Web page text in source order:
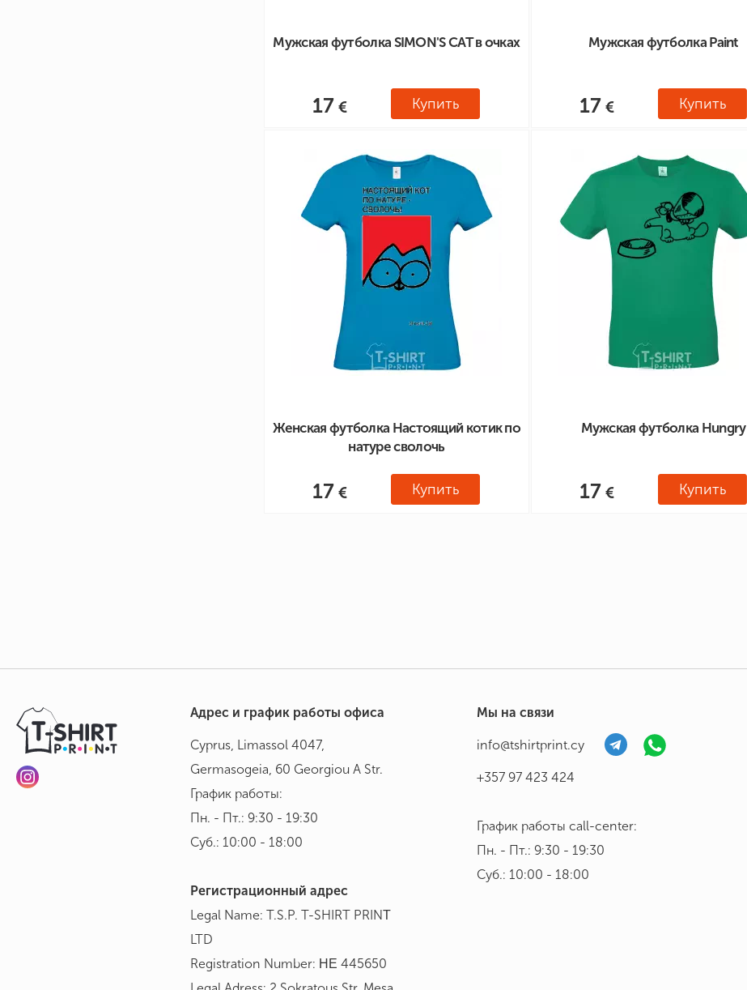
Мужская футболка SIMON'S CAT в очках
17 Купить
Мужская футболка Paint
17 Купить
Женская футболка Настоящий котик по
натуре сволочь
17 Купить
Мужская футболка Hungry
17 Купить
Адрес и график работы офиса
Cyprus, Limassol 4047,
Germasogeia, 60 Georgiou A Str.
График работы:
Пн. - Пт.: 9:30 - 19:30
Суб.: 10:00 - 18:00
Регистрационный адрес
Legal Name: T.S.P. T-SHIRT PRINΤ
LTD
Registration Number: ΗΕ 445650
Мы на связи
info@tshirtprint.cy
+357 97 423 424
График работы call-center:
Пн. - Пт.: 9:30 - 19:30
Суб.: 10:00 - 18:00